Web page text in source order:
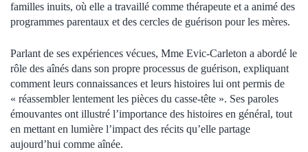
familles inuits, où elle a travaillé comme thérapeute et a animé des
programmes parentaux et des cercles de guérison pour les mères.
Parlant de ses expériences vécues, Mme Evic-Carleton a abordé le
rôle des aînés dans son propre processus de guérison, expliquant
comment leurs connaissances et leurs histoires lui ont permis de
« réassembler lentement les pièces du casse-tête ». Ses paroles
émouvantes ont illustré l’importance des histoires en général, tout
en mettant en lumière l’impact des récits qu’elle partage
aujourd’hui comme aînée.